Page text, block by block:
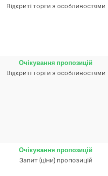
Відкриті торги з особливостями
Очікування пропозицій
Відкриті торги з особливостями
Очікування пропозицій
Запит (ціни) пропозицій